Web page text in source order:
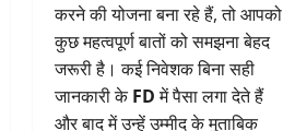
करने की योजना बना रहे हैं, तो आपको
कुछ महत्वपूर्ण बातों को समझना बेहद
जरूरी है। कई निवेशक बिना सही
जानकारी केFDमें पैसा लगा देते हैं
और बाद में उन्हें उम्मीद के मुताबिक